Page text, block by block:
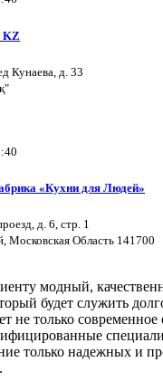
KZ
Кунаева, д. 33
«Кухни для Людей»
д. 6, стр. 1
Московская Область 141700
модный,
будет служить
не только современное
только надежных и